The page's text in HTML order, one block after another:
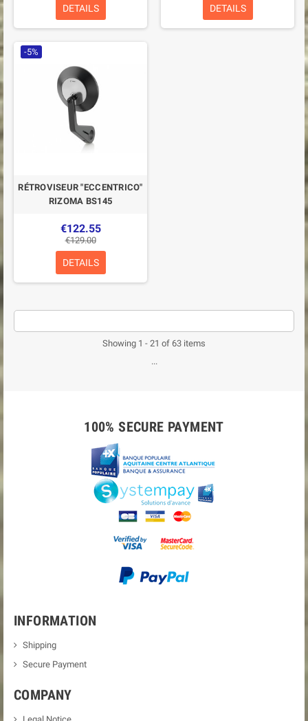
DETAILS DETAILS
-5%
RÉTROVISEUR "ECCENTRICO"
RIZOMA BS145
€122.55
€129.00
DETAILS
Showing 1 - 21 of 63 items
...
100% SECURE PAYMENT
INFORMATION
Shipping
Secure Payment
COMPANY